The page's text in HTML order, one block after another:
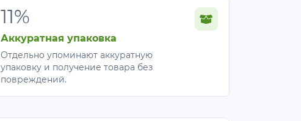
11%
Аккуратная упаковка
Отдельно упоминают аккуратную
упаковку и получение товара без
повреждений.